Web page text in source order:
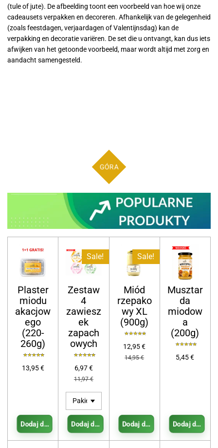
(tule of jute). De afbeelding toont een voorbeeld van hoe wij onze
cadeausets verpakken en decoreren. Afhankelijk van de gelegenheid
(zoals feestdagen, verjaardagen of Valentijnsdag) kan de
verpakking en decoratie variëren. De set die u ontvangt, kan dus iets
afwijken van het getoonde voorbeeld, maar wordt altijd met zorg en
aandacht samengesteld.
GÓRA
Plaster
miodu
akacjow
ego
(220-
260g)
13,95 €
Dodaj do koszyka
Sale!
Zestaw
4
zawiesz
ek
zapach
owych
6,97 €
11,97 €
Dodaj do koszyka
Sale!
Miód
rzepako
wy XL
(900g)
12,95 €
14,95 €
Dodaj do koszyka
Musztar
da
miodow
a
(200g)
5,45 €
Dodaj do